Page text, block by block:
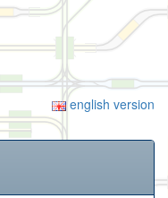
english version